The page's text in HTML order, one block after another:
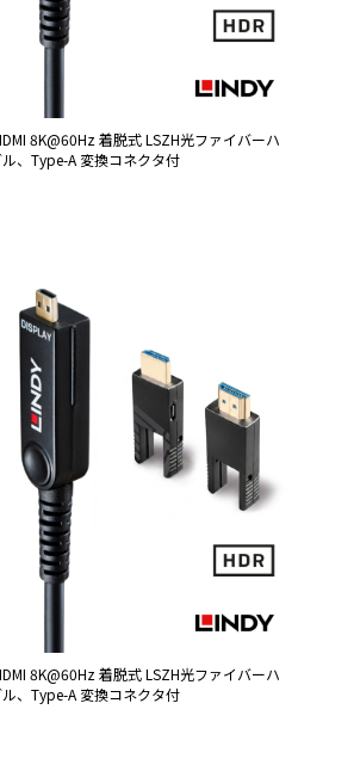
8K@60Hz 着脱式 LSZH光ファイバーハ
、Type-A 変換コネクタ付
8K@60Hz 着脱式 LSZH光ファイバーハ
、Type-A 変換コネクタ付